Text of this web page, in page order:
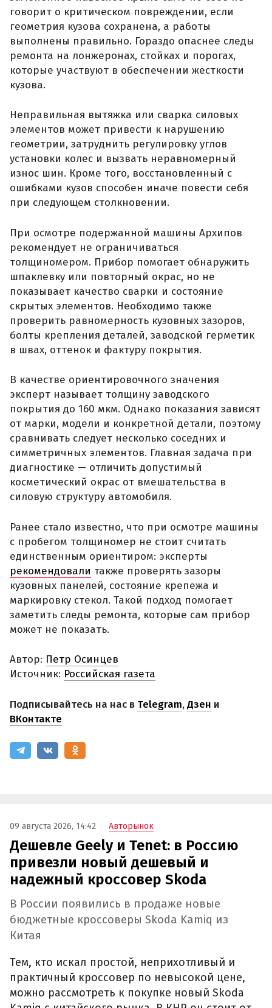
говорит о критическом повреждении, если
геометрия кузова сохранена, а работы
выполнены правильно. Гораздо опаснее следы
ремонта на лонжеронах, стойках и порогах,
которые участвуют в обеспечении жесткости
кузова.
Неправильная вытяжка или сварка силовых
элементов может привести к нарушению
геометрии, затруднить регулировку углов
установки колес и вызвать неравномерный
износ шин. Кроме того, восстановленный с
ошибками кузов способен иначе повести себя
при следующем столкновении.
При осмотре подержанной машины Архипов
рекомендует не ограничиваться
толщиномером. Прибор помогает обнаружить
шпаклевку или повторный окрас, но не
показывает качество сварки и состояние
скрытых элементов. Необходимо также
проверить равномерность кузовных зазоров,
болты крепления деталей, заводской герметик
в швах, оттенок и фактуру покрытия.
В качестве ориентировочного значения
эксперт называет толщину заводского
покрытия до 160 мкм. Однако показания зависят
от марки, модели и конкретной детали, поэтому
сравнивать следует несколько соседних и
симметричных элементов. Главная задача при
диагностике — отличить допустимый
косметический окрас от вмешательства в
силовую структуру автомобиля.
Ранее стало известно, что при осмотре машины
с пробегом толщиномер не стоит считать
единственным ориентиром: эксперты
рекомендовали также проверять зазоры
кузовных панелей, состояние крепежа и
маркировку стекол. Такой подход помогает
заметить следы ремонта, которые сам прибор
может не показать.
Автор: Петр Осинцев
Источник: Российская газета
Подписывайтесь на нас в Telegram,Дзен и
ВКонтакте
09 августа 2026, 14:42 Авторынок
Дешевле Geely и Tenet: в Россию
привезли новый дешевый и
надежный кроссовер Skoda
В России появились в продаже новые
бюджетные кроссоверы Skoda Kamiq из
Китая
Тем, кто искал простой, неприхотливый и
практичный кроссовер по невысокой цене,
можно рассмотреть к покупке новый Skoda